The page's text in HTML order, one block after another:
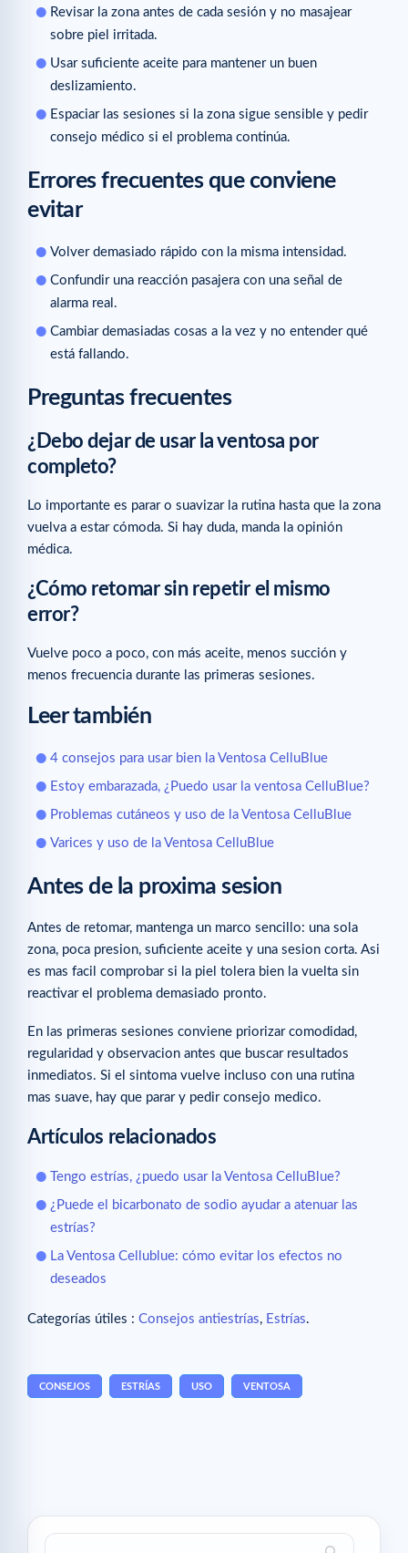
Revisar la zona antes de cada sesión y no masajear
sobre piel irritada.
Usar suficiente aceite para mantener un buen
deslizamiento.
Espaciar las sesiones si la zona sigue sensible y pedir
consejo médico si el problema continúa.
Errores frecuentes que conviene
evitar
Volver demasiado rápido con la misma intensidad.
Confundir una reacción pasajera con una señal de
alarma real.
Cambiar demasiadas cosas a la vez y no entender qué
está fallando.
Preguntas frecuentes
¿Debo dejar de usar la ventosa por
completo?
Lo importante es parar o suavizar la rutina hasta que la zona
vuelva a estar cómoda. Si hay duda, manda la opinión
médica.
¿Cómo retomar sin repetir el mismo
error?
Vuelve poco a poco, con más aceite, menos succión y
menos frecuencia durante las primeras sesiones.
Leer también
4 consejos para usar bien la Ventosa CelluBlue
Estoy embarazada, ¿Puedo usar la ventosa CelluBlue?
Problemas cutáneos y uso de la Ventosa CelluBlue
Varices y uso de la Ventosa CelluBlue
Antes de la proxima sesion
Antes de retomar, mantenga un marco sencillo: una sola
zona, poca presion, suficiente aceite y una sesion corta. Asi
es mas facil comprobar si la piel tolera bien la vuelta sin
reactivar el problema demasiado pronto.
En las primeras sesiones conviene priorizar comodidad,
regularidad y observacion antes que buscar resultados
inmediatos. Si el sintoma vuelve incluso con una rutina
mas suave, hay que parar y pedir consejo medico.
Artículos relacionados
Tengo estrías, ¿puedo usar la Ventosa CelluBlue?
¿Puede el bicarbonato de sodio ayudar a atenuar las
estrías?
La Ventosa Cellublue: cómo evitar los efectos no
deseados
Categorías útiles : Consejos antiestrías, Estrías.
CONSEJOS ESTRÍAS USO VENTOSA